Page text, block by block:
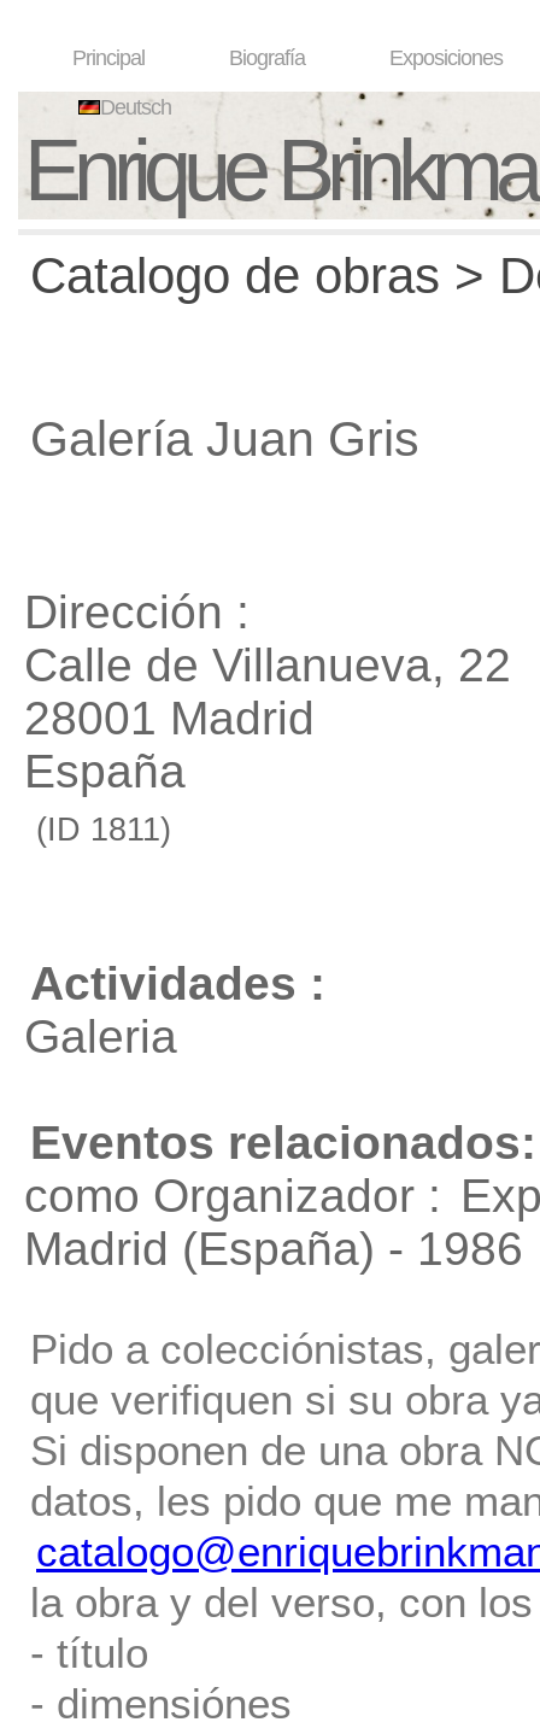
Principal Biografía Exposiciones
Deutsch
Enrique
Catalogo de obras >
Galería Juan Gris
Dirección :
Calle de Villanueva, 22
28001 Madrid
España
(ID 1811)
Actividades :
Galeria
Eventos relacionados:
como Organizador :
Madrid (España) - 1986
Pido a colecciónistas,
que verifiquen si su obra
Si disponen de una obra
datos, les pido que me
la obra y del verso, con
- título
- dimensiónes